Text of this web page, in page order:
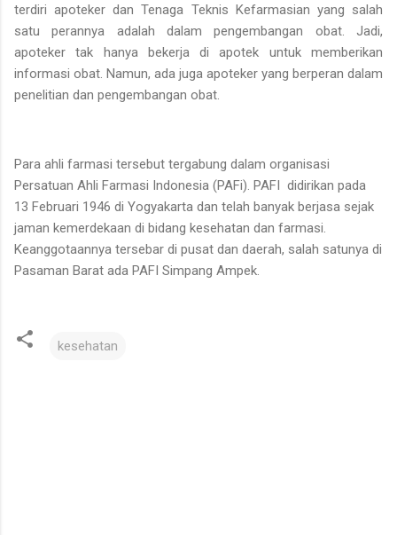
terdiri apoteker dan Tenaga Teknis Kefarmasian yang salah
satu perannya adalah dalam pengembangan obat. Jadi,
apoteker tak hanya bekerja di apotek untuk memberikan
informasi obat. Namun, ada juga apoteker yang berperan dalam
penelitian dan pengembangan obat.
Para ahli farmasi tersebut tergabung dalam organisasi
Persatuan Ahli Farmasi Indonesia (PAFi). PAFI didirikan pada
13 Februari 1946 di Yogyakarta dan telah banyak berjasa sejak
jaman kemerdekaan di bidang kesehatan dan farmasi.
Keanggotaannya tersebar di pusat dan daerah, salah satunya di
Pasaman Barat ada PAFI Simpang Ampek.
kesehatan